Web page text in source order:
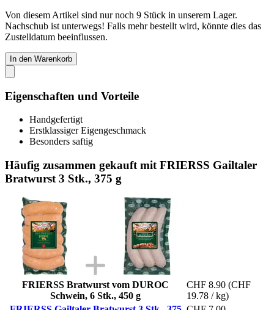
Von diesem Artikel sind nur noch 9 Stück in unserem Lager.
Nachschub ist unterwegs! Falls mehr bestellt wird, könnte dies das
Zustelldatum beeinflussen.
In den Warenkorb
Eigenschaften und Vorteile
Handgefertigt
Erstklassiger Eigengeschmack
Besonders saftig
Häufig zusammen gekauft mit FRIERSS Gailtaler
Bratwurst 3 Stk., 375 g
FRIERSS Bratwurst vom DUROC
Schwein, 6 Stk., 450 g
CHF 8.90 (CHF
19.78 / kg)